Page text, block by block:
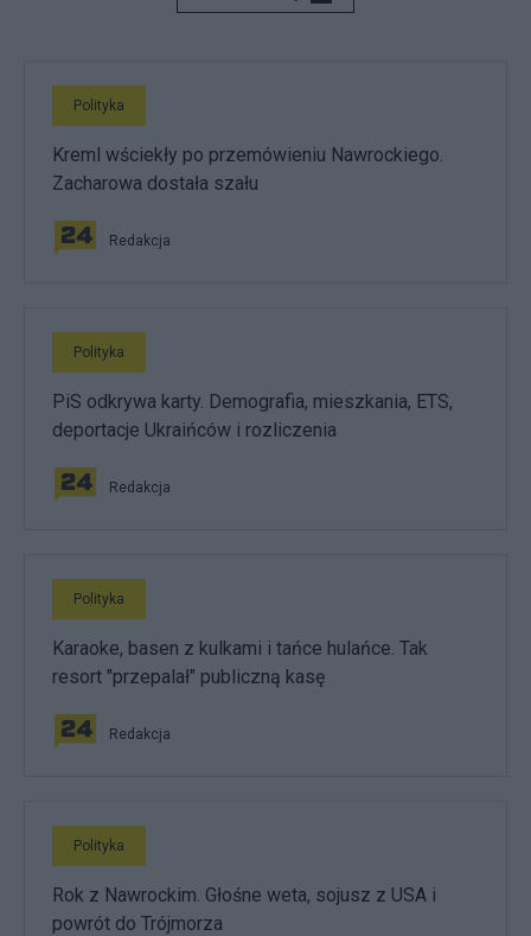
Polityka
Kreml wściekły po przemówieniu Nawrockiego.
Zacharowa dostała szału
Redakcja
Polityka
PiS odkrywa karty. Demografia, mieszkania, ETS,
deportacje Ukraińców i rozliczenia
Redakcja
Polityka
Karaoke, basen z kulkami i tańce hulańce. Tak
resort "przepalał" publiczną kasę
Redakcja
Polityka
Rok z Nawrockim. Głośne weta, sojusz z USA i
powrót do Trójmorza